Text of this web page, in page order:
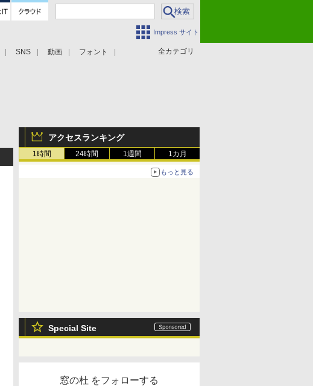
Impress サイト
全カテゴリ
SNS 動画 フォント
アクセスランキング
1時間 24時間 1週間 1カ月
もっと見る
Special Site
窓の杜 をフォローする